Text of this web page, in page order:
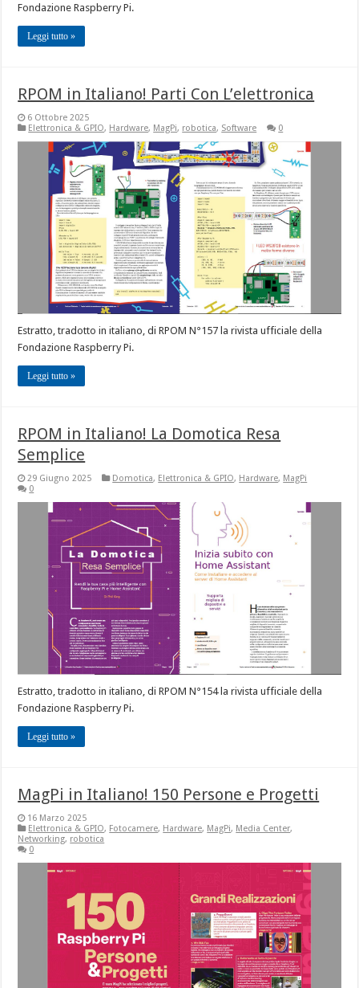
Fondazione Raspberry Pi.
Leggi tutto »
RPOM in Italiano! Parti Con L’elettronica
6 Ottobre 2025
Elettronica & GPIO, Hardware, MagPi, robotica, Software 0
Estratto, tradotto in italiano, di RPOM N°157 la rivista ufficiale della
Fondazione Raspberry Pi.
Leggi tutto »
RPOM in Italiano! La Domotica Resa
Semplice
29 Giugno 2025 Domotica, Elettronica & GPIO, Hardware, MagPi
0
Estratto, tradotto in italiano, di RPOM N°154 la rivista ufficiale della
Fondazione Raspberry Pi.
Leggi tutto »
MagPi in Italiano! 150 Persone e Progetti
16 Marzo 2025
Elettronica & GPIO, Fotocamere, Hardware, MagPi, Media Center,
Networking, robotica
0